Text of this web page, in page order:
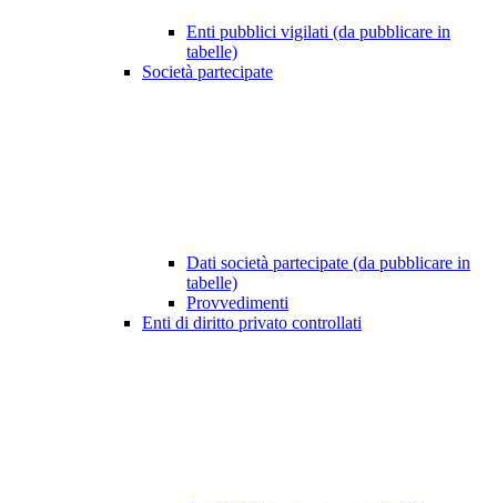
Enti pubblici vigilati (da pubblicare in
tabelle)
Società partecipate
Dati società partecipate (da pubblicare in
tabelle)
Provvedimenti
Enti di diritto privato controllati